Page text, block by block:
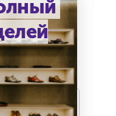
из
и твида с
замша и твид с